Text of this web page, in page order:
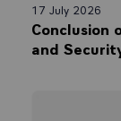
17 July 2026
Conclusion
and